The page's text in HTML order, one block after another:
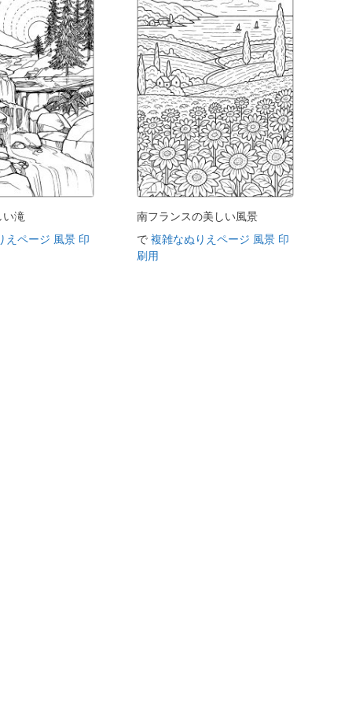
い滝
えページ 風景 印
南フランスの美しい風景
で複雑なぬりえページ 風景 印
刷用